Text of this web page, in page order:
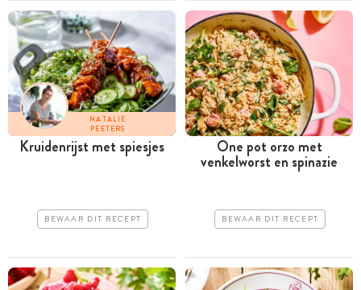
NATALIE
PEETERS
Kruidenrijst met spiesjes
BEWAAR DIT RECEPT
One pot orzo met
venkelworst en spinazie
BEWAAR DIT RECEPT